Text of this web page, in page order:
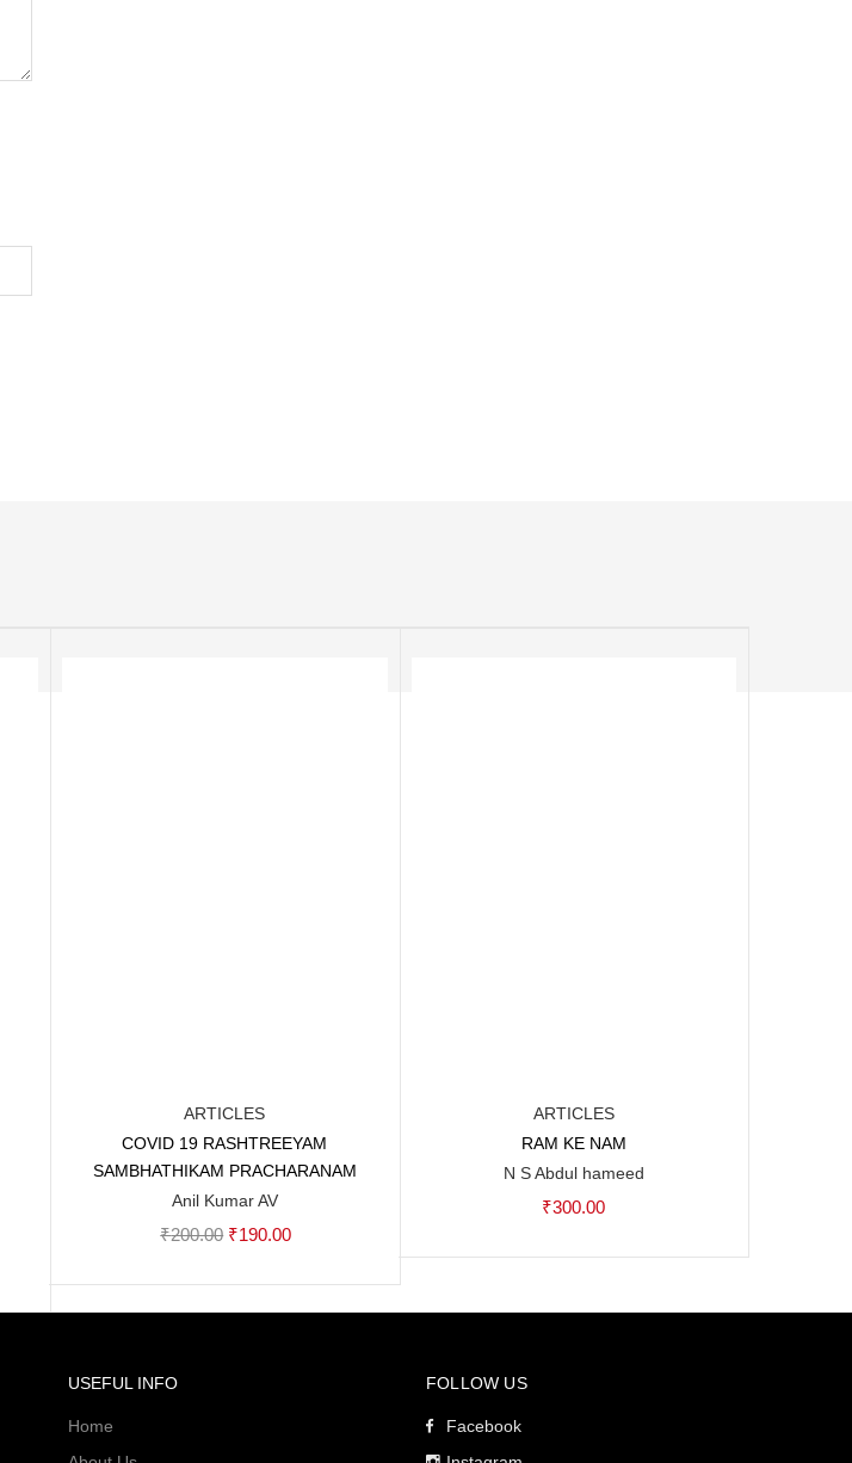
ARTICLES
Add to cart
COVID 19 RASHTREEYAM
SAMBHATHIKAM PRACHARANAM
Anil Kumar AV
₹200.00 Original
₹190.00Current
ARTICLES
Add to cart
RAM KE NAM
N S Abdul hameed
₹300.00
USEFUL INFO
Home
FOLLOW US
Facebook